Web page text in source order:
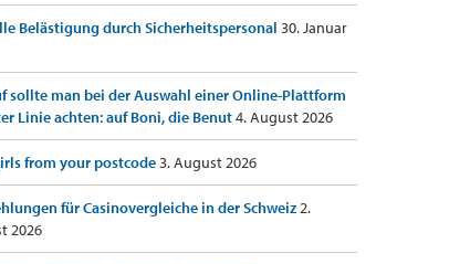
Belästigung durch Sicherheitspersonal 30. Januar
sollte man bei der Auswahl einer Online-Plattform
Linie achten: auf Boni, die Benut4. August 2026
from your postcode3. August 2026
für Casinovergleiche in der Schweiz2.
2026